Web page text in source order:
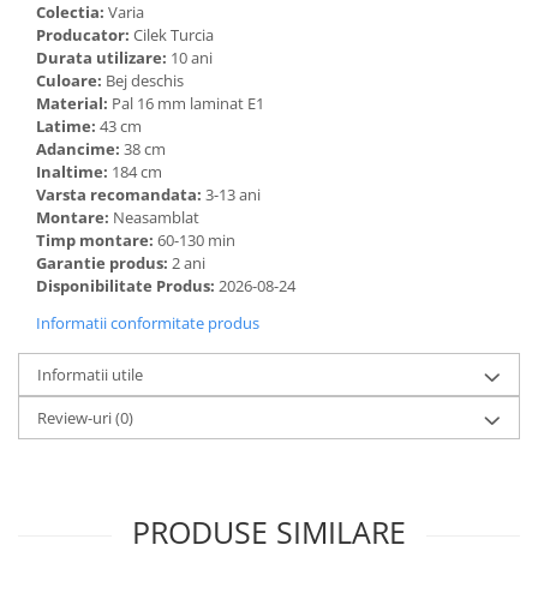
Colectia: Varia
Producator: Cilek Turcia
Durata utilizare: 10 ani
Culoare: Bej deschis
Material: Pal 16 mm laminat E1
Latime: 43 cm
Adancime: 38 cm
Inaltime: 184 cm
Varsta recomandata: 3-13 ani
Montare: Neasamblat
Timp montare: 60-130 min
Garantie produs: 2 ani
Disponibilitate Produs: 2026-08-24
Informatii conformitate produs
Informatii utile
Review-uri(0)
PRODUSE SIMILARE